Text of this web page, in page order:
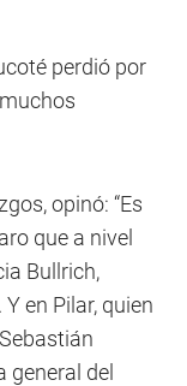
perdió por
opinó: “Es
que a nivel
Bullrich,
en Pilar, quien
general del